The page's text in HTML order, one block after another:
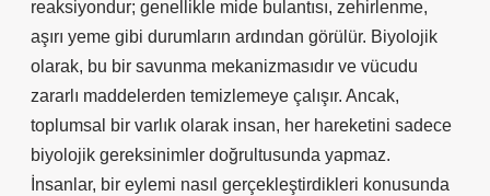
reaksiyondur; genellikle mide bulantısı, zehirlenme,
aşırı yeme gibi durumların ardından görülür. Biyolojik
olarak, bu bir savunma mekanizmasıdır ve vücudu
zararlı maddelerden temizlemeye çalışır. Ancak,
toplumsal bir varlık olarak insan, her hareketini sadece
biyolojik gereksinimler doğrultusunda yapmaz.
İnsanlar, bir eylemi nasıl gerçekleştirdikleri konusunda